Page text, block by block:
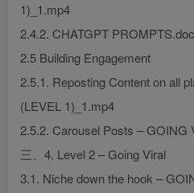
1)_1.mp4
2.4.2. CHATGPT
2.5 Building Engagement
2.5.1. Reposting Content on all
(LEVEL 1)_1.mp4
2.5.2. Carousel Posts – GOING
三、4. Level 2 – Going Viral
3.1. Niche down the hook –